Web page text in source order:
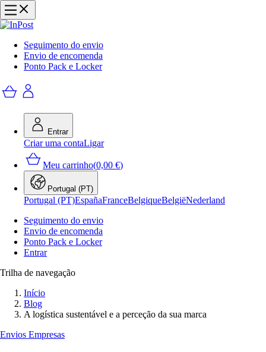
Seguimento do envio
Envio de encomenda
Ponto Pack e Locker
Entrar
Criar uma contaLigar
Meu carrinho(0,00 €)
Portugal (PT)
Portugal (PT)EspañaFranceBelgiqueBelgiëNederland
Seguimento do envio
Envio de encomenda
Ponto Pack e Locker
Entrar
Trilha de navegação
Início
Blog
A logística sustentável e a perceção da sua marca
Envios Empresas